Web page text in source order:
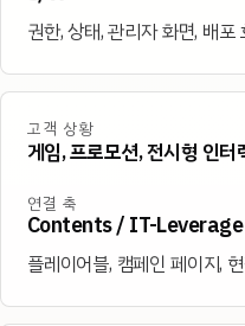
권한, 상태, 관리자 화면, 배포
고객 상황
게임, 프로모션, 전시형 인
연결 축
Contents / IT-Leverage
플레이어블, 캠페인 페이지,